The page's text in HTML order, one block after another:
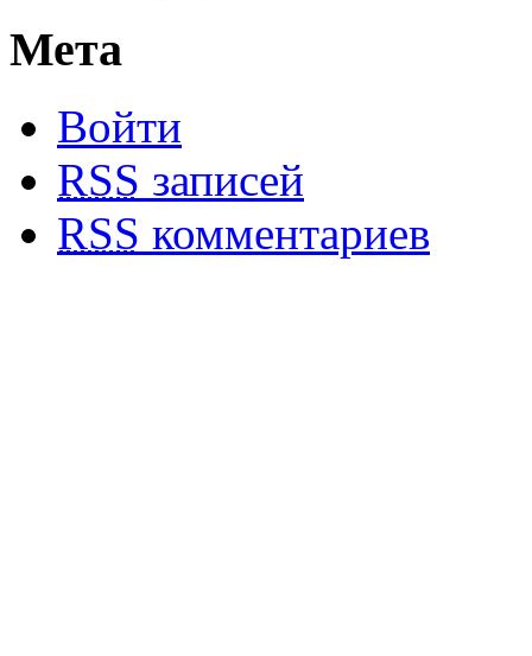
Мета
Войти
RSS записей
RSS комментариев